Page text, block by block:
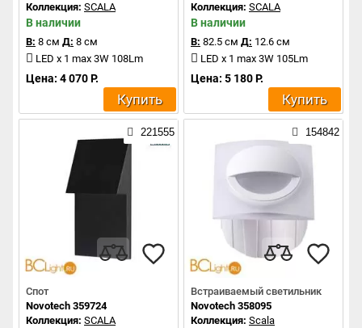
Коллекция: SCALA
В наличии
В: 8 см Д: 8 см
LED x 1 max 3W 108Lm
Цена: 4 070 Р.
Купить
Коллекция: SCALA
В наличии
В: 82.5 см Д: 12.6 см
LED x 1 max 3W 105Lm
Цена: 5 180 Р.
Купить
221555
Спот
Novotech 359724
Коллекция: SCALA
154842
Встраиваемый светильник
Novotech 358095
Коллекция: Scala